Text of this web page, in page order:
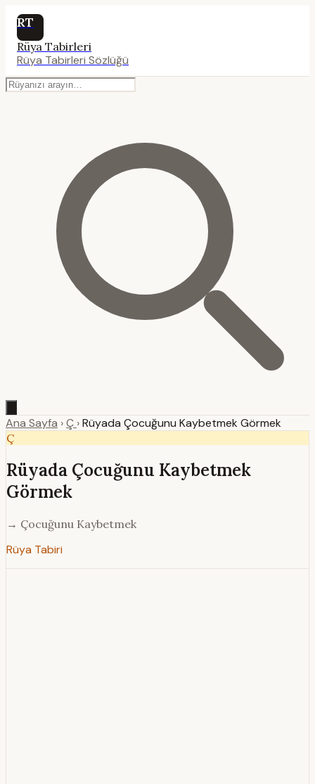
RT
Rüya Tabirleri
Rüya Tabirleri Sözlüğü
Ana Sayfa ›Ç ›Rüyada Çocuğunu Kaybetmek Görmek
Ç
Rüyada Çocuğunu Kaybetmek
Görmek
→ Çocuğunu Kaybetmek
Rüya Tabiri